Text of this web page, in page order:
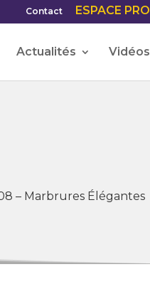
Contact ESPACE PRO
Actualités Vidéos
– Marbrures Élégantes